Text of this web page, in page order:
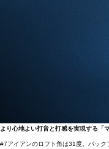
より心地よい打音と打感を実現する「
#7アイアンのロフト角は31度。バッ